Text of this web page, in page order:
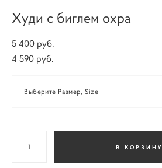
Худи с биглем охра
5 400 pуб.
4 590 pуб.
Выберите Размер, Size
В КОРЗИНУ